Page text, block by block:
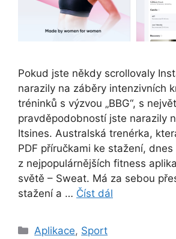
Pokud jste někdy scrollovaly
narazily na záběry intenzivních
tréninků s výzvou „BBG“, s
pravděpodobností jste narazily
Itsines. Australská trenérka,
PDF příručkami ke stažení,
z nejpopulárnějších fitness
světě – Sweat. Má za sebou
stažení a … Číst dál
Rubriky
Aplikace, Sport